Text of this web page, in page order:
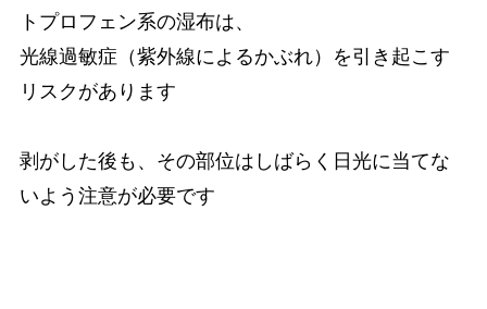
トプロフェン系の湿布は、
光線過敏症（紫外線によるかぶれ）を引き起こす
リスクがあります
剥がした後も、その部位はしばらく日光に当てな
いよう注意が必要です